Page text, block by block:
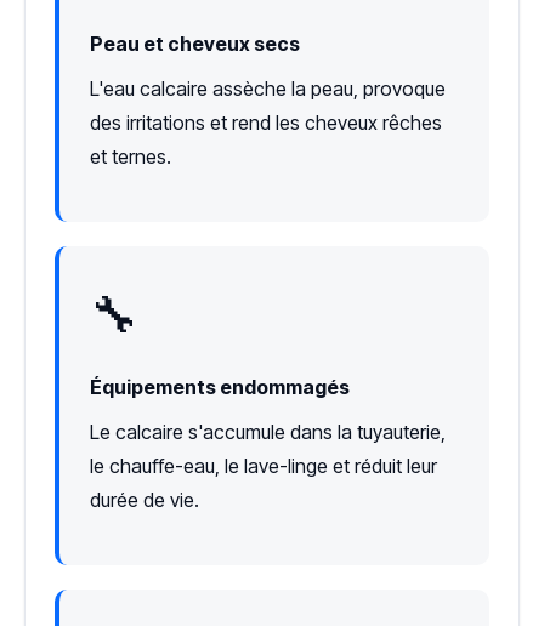
Peau et cheveux secs
L'eau calcaire assèche la peau, provoque
des irritations et rend les cheveux rêches
et ternes.
🔧
Équipements endommagés
Le calcaire s'accumule dans la tuyauterie,
le chauffe-eau, le lave-linge et réduit leur
durée de vie.